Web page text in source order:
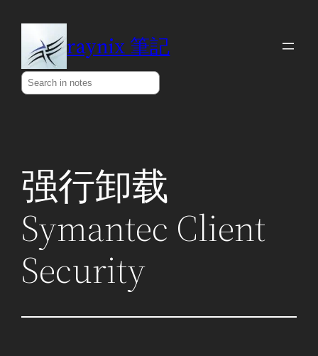
content
raynix 筆記
Search
强行卸载
Symantec Client
Security